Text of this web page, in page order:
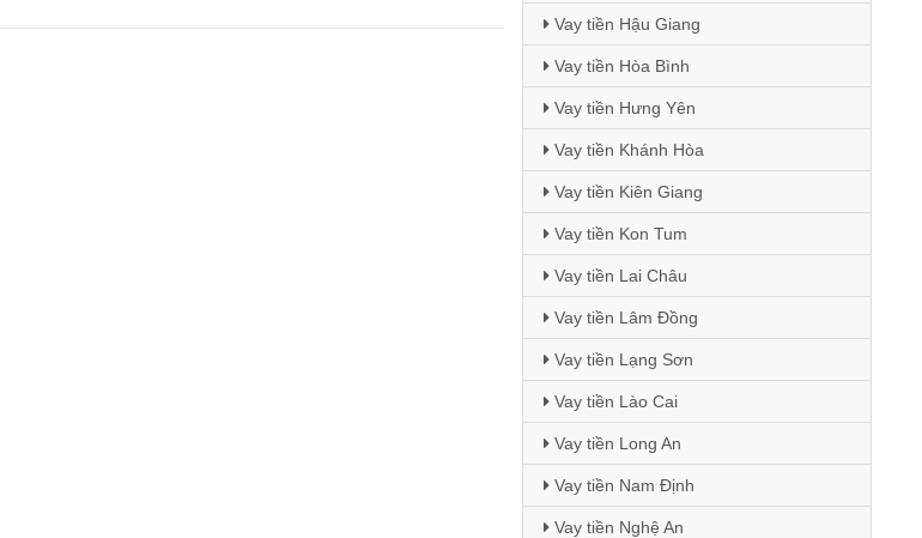
Vay tiền Hậu Giang
Vay tiền Hòa Bình
Vay tiền Hưng Yên
Vay tiền Khánh Hòa
Vay tiền Kiên Giang
Vay tiền Kon Tum
Vay tiền Lai Châu
Vay tiền Lâm Đồng
Vay tiền Lạng Sơn
Vay tiền Lào Cai
Vay tiền Long An
Vay tiền Nam Định
Vay tiền Nghệ An